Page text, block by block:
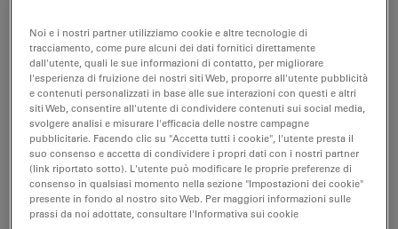
Passa in modo facile e rapido dall'ingrandimento
macro a quello micro:acquisisci la panoramica del tuo
campione e scopri rapidamente i dettagli più precisi
grazie alla gamma di zoom 16:1 e ai tre obiettivi
parafocali PlanApo. Osserva i dettagli fino a
0,4 micrometri.
Noi e i nostri partner utilizziamo cookie e altre tecnologie di
tracciamento, come pure alcuni dei dati fornitici direttamente
dall'utente, quali le sue informazioni di contatto, per migliorare
l'esperienza di fruizione dei nostri siti Web, proporre all'utente pubblicità
e contenuti personalizzati in base alle sue interazioni con questi e altri
siti Web, consentire all'utente di condividere contenuti sui social media,
svolgere analisi e misurare l'efficacia delle nostre campagne
pubblicitarie. Facendo clic su "Accetta tutti i cookie", l'utente presta il
suo consenso e accetta di condividere i propri dati con i nostri partner
(link riportato sotto). L'utente può modificare le proprie preferenze di
consenso in qualsiasi momento nella sezione "Impostazioni dei cookie"
presente in fondo al nostro sito Web. Per maggiori informazioni sulle
prassi da noi adottate, consultare l'Informativa sui cookie